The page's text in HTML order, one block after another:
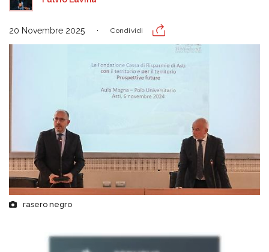
20 Novembre 2025 Condividi
rasero negro